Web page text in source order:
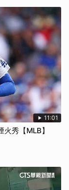
11:01
秀【MLB】